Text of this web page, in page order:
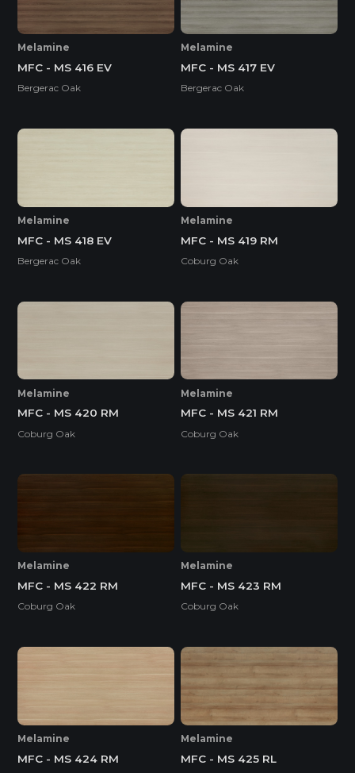
Melamine
MFC - MS 416 EV
Bergerac Oak
Melamine
MFC - MS 417 EV
Bergerac Oak
Melamine
MFC - MS 418 EV
Bergerac Oak
Melamine
MFC - MS 419 RM
Coburg Oak
Melamine
MFC - MS 420 RM
Coburg Oak
Melamine
MFC - MS 421 RM
Coburg Oak
Melamine
MFC - MS 422 RM
Coburg Oak
Melamine
MFC - MS 423 RM
Coburg Oak
Melamine
MFC - MS 424 RM
Melamine
MFC - MS 425 RL